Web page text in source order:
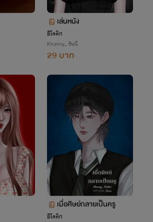
เล่นหนัง
อีโรติก
Khanny_ ขันนี่
29 บาท
เมื่อศิษย์กลายเป็นครู
อีโรติก